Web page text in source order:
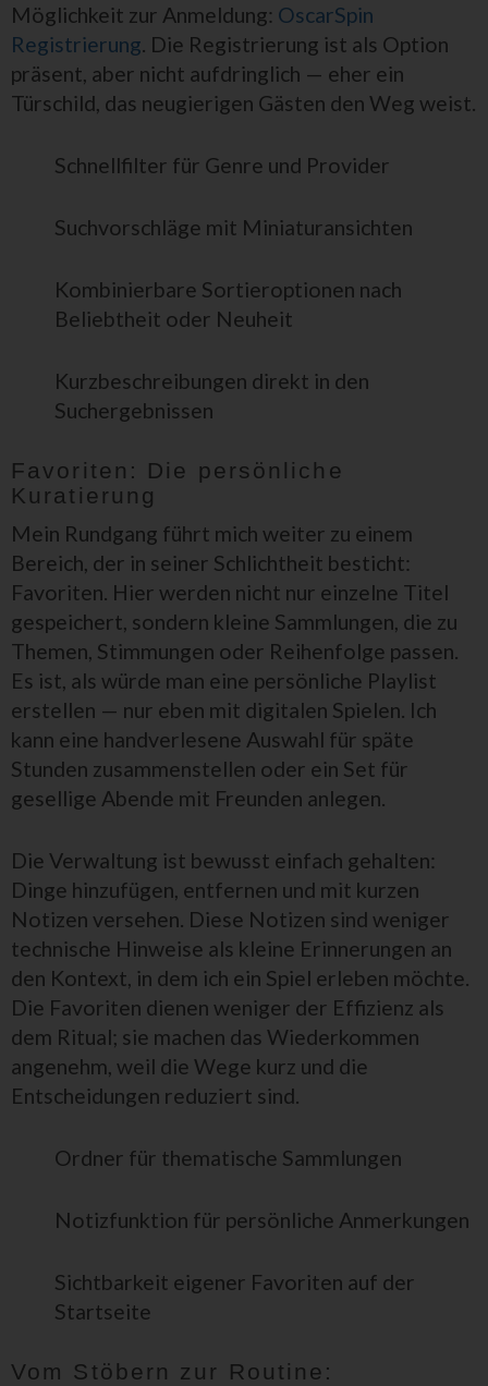
Möglichkeit zur Anmeldung: OscarSpin
Registrierung. Die Registrierung ist als Option
präsent, aber nicht aufdringlich — eher ein
Türschild, das neugierigen Gästen den Weg weist.
Schnellfilter für Genre und Provider
Suchvorschläge mit Miniaturansichten
Kombinierbare Sortieroptionen nach
Beliebtheit oder Neuheit
Kurzbeschreibungen direkt in den
Suchergebnissen
Favoriten: Die persönliche
Kuratierung
Mein Rundgang führt mich weiter zu einem
Bereich, der in seiner Schlichtheit besticht:
Favoriten. Hier werden nicht nur einzelne Titel
gespeichert, sondern kleine Sammlungen, die zu
Themen, Stimmungen oder Reihenfolge passen.
Es ist, als würde man eine persönliche Playlist
erstellen — nur eben mit digitalen Spielen. Ich
kann eine handverlesene Auswahl für späte
Stunden zusammenstellen oder ein Set für
gesellige Abende mit Freunden anlegen.
Die Verwaltung ist bewusst einfach gehalten:
Dinge hinzufügen, entfernen und mit kurzen
Notizen versehen. Diese Notizen sind weniger
technische Hinweise als kleine Erinnerungen an
den Kontext, in dem ich ein Spiel erleben möchte.
Die Favoriten dienen weniger der Effizienz als
dem Ritual; sie machen das Wiederkommen
angenehm, weil die Wege kurz und die
Entscheidungen reduziert sind.
Ordner für thematische Sammlungen
Notizfunktion für persönliche Anmerkungen
Sichtbarkeit eigener Favoriten auf der
Startseite
Vom Stöbern zur Routine: